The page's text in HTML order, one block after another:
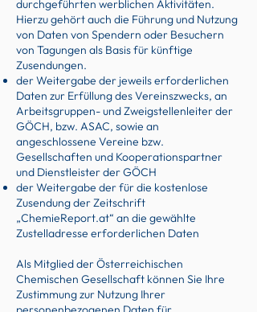
durchgeführten werblichen Aktivitäten.
Hierzu gehört auch die Führung und Nutzung
von Daten von Spendern oder Besuchern
von Tagungen als Basis für künftige
Zusendungen.
der Weitergabe der jeweils erforderlichen
Daten zur Erfüllung des Vereinszwecks, an
Arbeitsgruppen- und Zweigstellenleiter der
GÖCH, bzw. ASAC, sowie an
angeschlossene Vereine bzw.
Gesellschaften und Kooperationspartner
und Dienstleister der GÖCH
der Weitergabe der für die kostenlose
Zusendung der Zeitschrift
„ChemieReport.at“ an die gewählte
Zustelladresse erforderlichen Daten
Als Mitglied der Österreichischen
Chemischen Gesellschaft können Sie Ihre
Zustimmung zur Nutzung Ihrer